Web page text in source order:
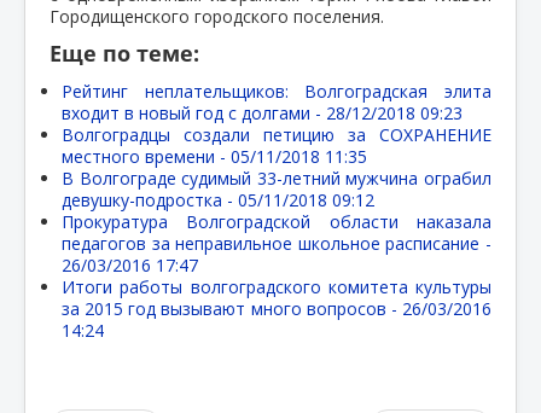
Городищенского городского поселения.
Еще по теме:
Рейтинг неплательщиков: Волгоградская элита
входит в новый год с долгами - 28/12/2018 09:23
Волгоградцы создали петицию за СОХРАНЕНИЕ
местного времени - 05/11/2018 11:35
В Волгограде судимый 33-летний мужчина ограбил
девушку-подростка - 05/11/2018 09:12
Прокуратура Волгоградской области наказала
педагогов за неправильное школьное расписание -
26/03/2016 17:47
Итоги работы волгоградского комитета культуры
за 2015 год вызывают много вопросов - 26/03/2016
14:24